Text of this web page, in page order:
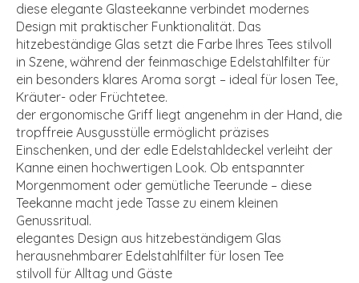
diese elegante Glasteekanne verbindet modernes
Design mit praktischer Funktionalität. Das
hitzebeständige Glas setzt die Farbe Ihres Tees stilvoll
in Szene, während der feinmaschige Edelstahlfilter für
ein besonders klares Aroma sorgt – ideal für losen Tee,
Kräuter- oder Früchtetee.
der ergonomische Griff liegt angenehm in der Hand, die
tropffreie Ausgusstülle ermöglicht präzises
Einschenken, und der edle Edelstahldeckel verleiht der
Kanne einen hochwertigen Look. Ob entspannter
Morgenmoment oder gemütliche Teerunde – diese
Teekanne macht jede Tasse zu einem kleinen
Genussritual.
elegantes Design aus hitzebeständigem Glas
herausnehmbarer Edelstahlfilter für losen Tee
stilvoll für Alltag und Gäste